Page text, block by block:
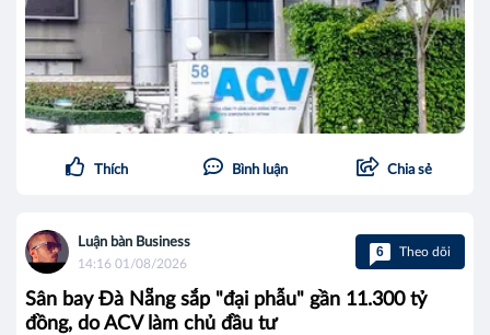
Thích Bình luận Chia sẻ
Luận bàn Business
14:16 01/08/2026
6 Theo dõi
Sân bay Đà Nẵng sắp "đại phẫu" gần 11.300 tỷ
đồng, do ACV làm chủ đầu tư